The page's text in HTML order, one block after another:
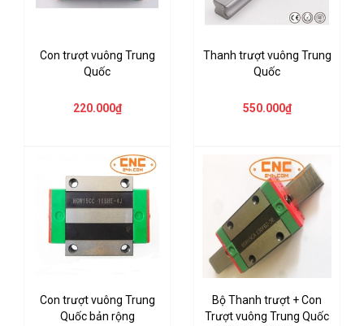
Con trượt vuông Trung
Quốc
220.000₫
Thanh trượt vuông Trung
Quốc
550.000₫
Con trượt vuông Trung
Quốc bản rộng
Bộ Thanh trượt + Con
Trượt vuông Trung Quốc